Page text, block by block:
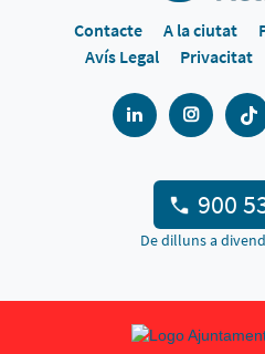
Contacte A la ciutat
Avís Legal
Privacitat
900
De dilluns a